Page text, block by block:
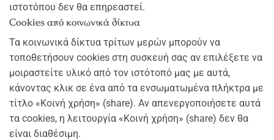
ιστοτόπου δεν θα επηρεαστεί.
Cookies από κοινωνικά δίκτυα
Τα κοινωνικά δίκτυα τρίτων μερών μπορούν να
τοποθετήσουν cookies στη συσκευή σας αν επιλέξετε να
μοιραστείτε υλικό από τον ιστότοπό μας με αυτά,
κάνοντας κλικ σε ένα από τα ενσωματωμένα πλήκτρα με
τίτλο «Κοινή χρήση» (share). Αν απενεργοποιήσετε αυτά
τα cookies, η λειτουργία «Κοινή χρήση» (share) δεν θα
είναι διαθέσιμη.